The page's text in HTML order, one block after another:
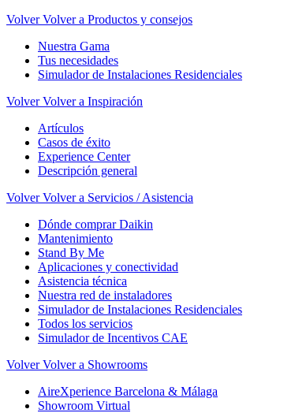
Volver Volver a Productos y consejos
Nuestra Gama
Tus necesidades
Simulador de Instalaciones Residenciales
Volver Volver a Inspiración
Artículos
Casos de éxito
Experience Center
Descripción general
Volver Volver a Servicios / Asistencia
Dónde comprar Daikin
Mantenimiento
Stand By Me
Aplicaciones y conectividad
Asistencia técnica
Nuestra red de instaladores
Simulador de Instalaciones Residenciales
Todos los servicios
Simulador de Incentivos CAE
Volver Volver a Showrooms
AireXperience Barcelona & Málaga
Showroom Virtual